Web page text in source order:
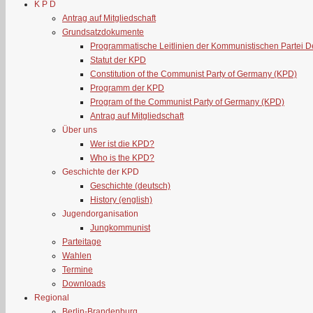
K P D
Antrag auf Mitgliedschaft
Grundsatzdokumente
Programmatische Leitlinien der Kommunistischen Partei
Statut der KPD
Constitution of the Communist Party of Germany (KPD)
Programm der KPD
Program of the Communist Party of Germany (KPD)
Antrag auf Mitgliedschaft
Über uns
Wer ist die KPD?
Who is the KPD?
Geschichte der KPD
Geschichte (deutsch)
History (english)
Jugendorganisation
Jungkommunist
Parteitage
Wahlen
Termine
Downloads
Regional